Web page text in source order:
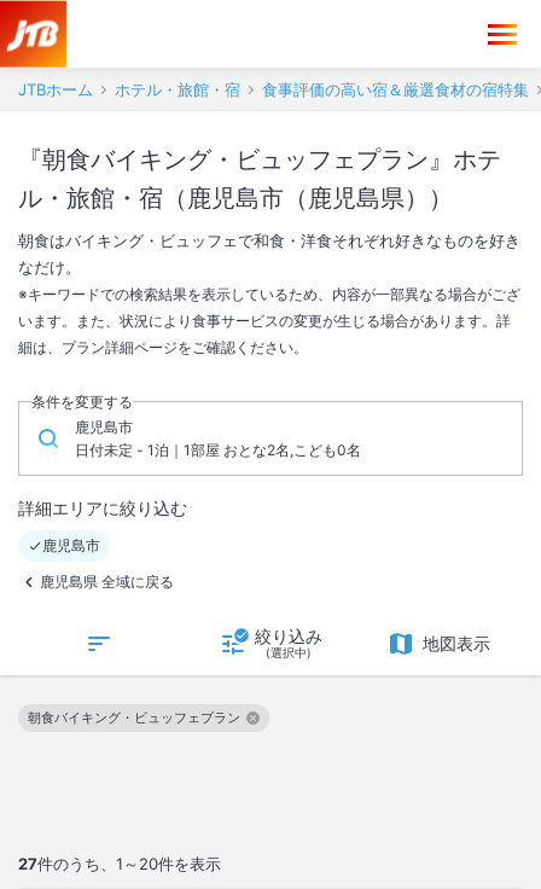
JTBホーム ホテル・旅館・宿 食事評価の高い宿＆厳選食材の宿特集
『朝食バイキング・ビュッフェプラン』ホテ
ル・旅館・宿（鹿児島市（鹿児島県））
朝食はバイキング・ビュッフェで和食・洋食それぞれ好きなものを好き
なだけ。
※キーワードでの検索結果を表示しているため、内容が一部異なる場合がござ
います。また、状況により食事サービスの変更が生じる場合があります。詳
細は、プラン詳細ページをご確認ください。
条件を変更する
鹿児島市
日付未定 - 1泊｜1部屋 おとな2名,こども0名
詳細エリアに絞り込む
鹿児島市
鹿児島県 全域に戻る
絞り込み
(選択中) 地図表示
27件のうち、 1～20件を表示
朝食バイキング・ビュッフェプラン
この絞り込み条件を解除